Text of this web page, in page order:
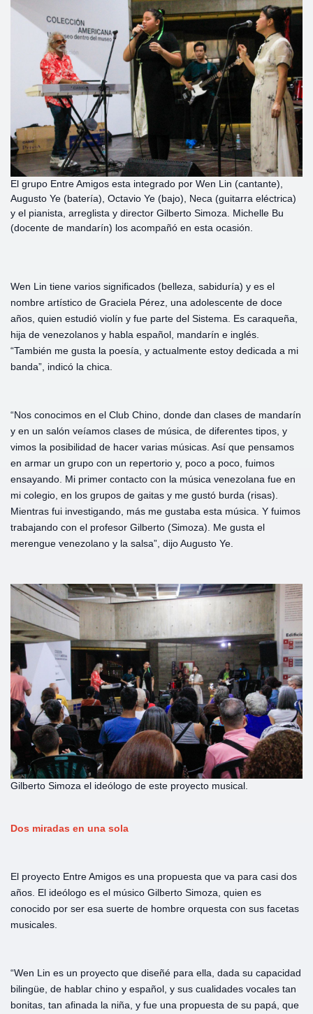
El grupo Entre Amigos esta integrado por Wen Lin (cantante),
Augusto Ye (batería), Octavio Ye (bajo), Neca (guitarra eléctrica)
y el pianista, arreglista y director Gilberto Simoza. Michelle Bu
(docente de mandarín) los acompañó en esta ocasión.
Wen Lin tiene varios significados (belleza, sabiduría) y es el
nombre artístico de Graciela Pérez, una adolescente de doce
años, quien estudió violín y fue parte del Sistema. Es caraqueña,
hija de venezolanos y habla español, mandarín e inglés.
“También me gusta la poesía, y actualmente estoy dedicada a mi
banda”, indicó la chica.
“Nos conocimos en el Club Chino, donde dan clases de mandarín
y en un salón veíamos clases de música, de diferentes tipos, y
vimos la posibilidad de hacer varias músicas. Así que pensamos
en armar un grupo con un repertorio y, poco a poco, fuimos
ensayando. Mi primer contacto con la música venezolana fue en
mi colegio, en los grupos de gaitas y me gustó burda (risas).
Mientras fui investigando, más me gustaba esta música. Y fuimos
trabajando con el profesor Gilberto (Simoza). Me gusta el
merengue venezolano y la salsa”, dijo Augusto Ye.
Gilberto Simoza el ideólogo de este proyecto musical.
Dos miradas en una sola
El proyecto Entre Amigos es una propuesta que va para casi dos
años. El ideólogo es el músico Gilberto Simoza, quien es
conocido por ser esa suerte de hombre orquesta con sus facetas
musicales.
“Wen Lin es un proyecto que diseñé para ella, dada su capacidad
bilingüe, de hablar chino y español, y sus cualidades vocales tan
bonitas, tan afinada la niña, y fue una propuesta de su papá, que